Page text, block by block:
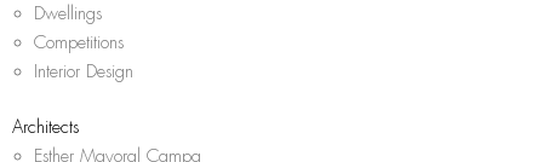
Dwellings
Competitions
Interior Design
Architects
Esther Mayoral Campa